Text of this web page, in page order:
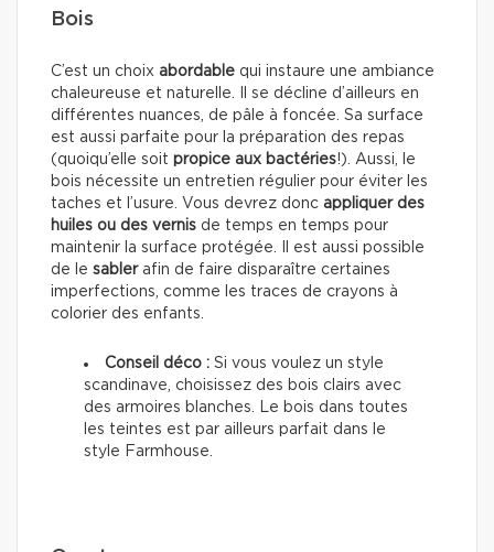
Bois
C’est un choix abordable qui instaure une ambiance
chaleureuse et naturelle. Il se décline d’ailleurs en
différentes nuances, de pâle à foncée. Sa surface
est aussi parfaite pour la préparation des repas
(quoiqu’elle soit propice aux bactéries!). Aussi, le
bois nécessite un entretien régulier pour éviter les
taches et l’usure. Vous devrez donc appliquer des
huiles ou des vernis de temps en temps pour
maintenir la surface protégée. Il est aussi possible
de le sablerafin de faire disparaître certaines
imperfections, comme les traces de crayons à
colorier des enfants.
Conseil déco : Si vous voulez un style
scandinave, choisissez des bois clairs avec
des armoires blanches. Le bois dans toutes
les teintes est par ailleurs parfait dans le
style Farmhouse.